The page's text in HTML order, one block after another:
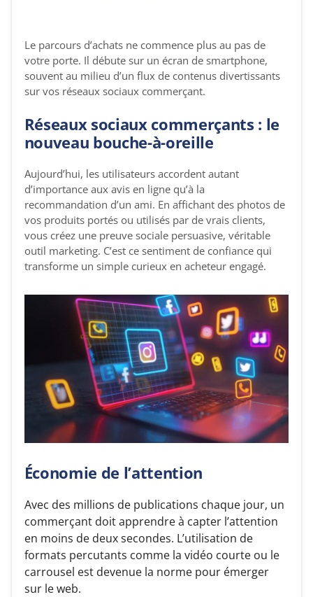
Le parcours d’achats ne commence plus au pas de
votre porte. Il débute sur un écran de smartphone,
souvent au milieu d’un flux de contenus divertissants
sur vos réseaux sociaux commerçant.
Réseaux sociaux commerçants : le
nouveau bouche-à-oreille
Aujourd’hui, les utilisateurs accordent autant
d’importance aux avis en ligne qu’à la
recommandation d’un ami. En affichant des photos de
vos produits portés ou utilisés par de vrais clients,
vous créez une preuve sociale persuasive, véritable
outil marketing. C’est ce sentiment de confiance qui
transforme un simple curieux en acheteur engagé.
Économie de l’attention
Avec des millions de publications chaque jour, un
commerçant doit apprendre à capter l’attention
en moins de deux secondes. L’utilisation de
formats percutants comme la vidéo courte ou le
carrousel est devenue la norme pour émerger
sur le web.